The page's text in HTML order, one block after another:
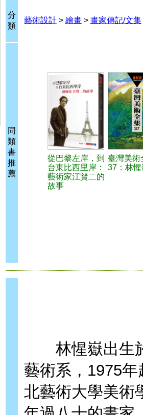
分
類
藝術設計 > 繪畫 > 畫家傳記/文集
同
類
書
推
薦
從巴黎左岸，到
台東比西里岸：
藝術家江賢二的
故事
臺灣美術
37：林惺
林惺嶽出生於
藝術系，1975
北藝術大學美術